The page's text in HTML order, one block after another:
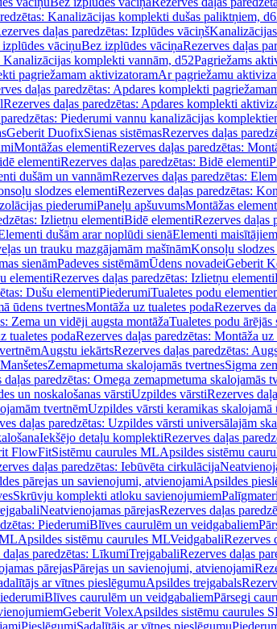
Kanalizācijas komplekti dušas paliktņiem,
daļas paredzētas: Izplūdes vāciņš
izplūdes vāciņuBez izplūdes vāciņaRezerves daļas
Kanalizācijas komplekti vannām, d52Pagriežams
pagriežamam aktivizatoramAr pagriežamu
daļas paredzētas: Apdares komplekti
Rezerves daļas paredzētas: Apdares komplekti
Piederumi vannu kanalizācijas
Geberit DuofixSienas sistēmasRezerves daļas
Montāžas elementiRezerves daļas paredzētas:
elementiRezerves daļas paredzētas: Bidē elementi
dušām un vannāmRezerves daļas paredzētas:
slodzes elementiRezerves daļas paredzētas:
piederumiPaneļu apšuvumsMontāžas
Izlietņu elementiBidē elementiRezerves daļas
dušām arar noplūdi sienāElementi
un trauku mazgājamām mašīnāmKonsoļu slodzes
sienāmPadeves sistēmāmŪdens novadeiGeberit
elementiRezerves daļas paredzētas: Izlietņu elementi
Dušu elementiPiederumiTualetes podu
ūdens tvertnesMontāža uz tualetes podaRezerves
Zema un vidēji augsta montāžaTualetes podu
tualetes podaRezerves daļas paredzētas: Montāža uz
Augstu iekārtsRezerves daļas paredzētas:
ManšetesZemapmetuma skalojamās tvertnesSigma
daļas paredzētas: Omega zemapmetuma skalojamās
un noskalošanas vārstiUzpildes vārstiRezerves
tvertnēmUzpildes vārsti keramikas skalojamā
daļas paredzētas: Uzpildes vārsti universālajām
Iekšējo detaļu komplektiRezerves daļas
FlowFitSistēmu caurules MLApsildes sistēmu
daļas paredzētas: Iebūvēta cirkulācija
pārejas un savienojumi, atvienojamiApsildes
Skrūvju komplekti atloku savienojumiem
Neatvienojamas pārejasRezerves daļas
PiederumiBlīves caurulēm un veidgabaliem
Apsildes sistēmu caurules MLVeidgabaliRezerves
daļas paredzētas: LīkumiTrejgabaliRezerves daļas
pārejasPārejas un savienojumi, atvienojami
ar vītnes pieslēgumuApsildes trejgabals
Blīves caurulēm un veidgabaliemPārsegi
Geberit VolexApsildes sistēmu caurules
PieslēgumiSadalītājs ar vītnes pieslēgumu